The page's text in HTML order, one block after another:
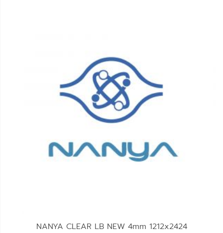
NANYA CLEAR LB NEW 4mm 1212x2424